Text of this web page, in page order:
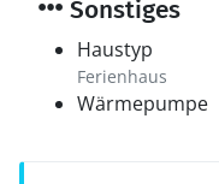
Sonstiges
Haustyp
Ferienhaus
Wärmepumpe